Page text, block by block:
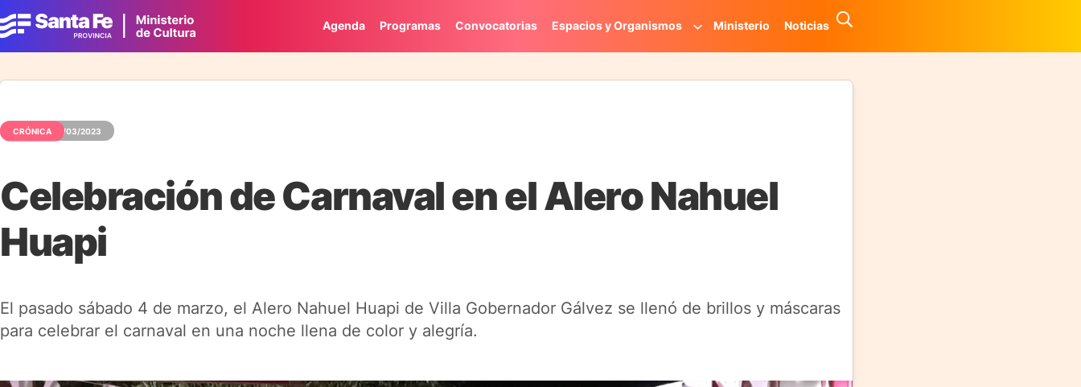
Agenda Programas Convocatorias Espacios y Organismos Ministerio Noticias
CRÓNICA 06/03/2023
Celebración de Carnaval en el Alero Nahuel
Huapi
El pasado sábado 4 de marzo, el Alero Nahuel Huapi de Villa Gobernador Gálvez se llenó de brillos y máscaras
para celebrar el carnaval en una noche llena de color y alegría.